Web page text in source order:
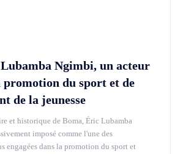
Ngimbi, un acteur
du sport et de
de la jeunesse
et historique de Boma, Éric Lubamba
imposé comme l'une des
engagées dans la promotion du sport et